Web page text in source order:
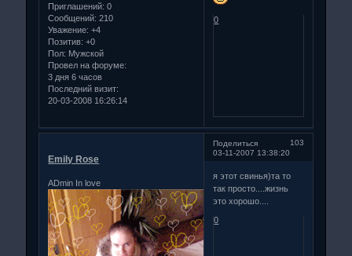
Приглашений: 0
Сообщений: 210
Уважение: +4
Позитив: +0
Пол: Мужской
Провел на форуме:
3 дня 6 часов
Последний визит:
20-03-2008 16:26:14
0
Поделиться
103
03-11-2007 13:38:20
Emily Rose
ADmin In love
я этот свинья)та то
так просто....жизнь
это хорошо....
0